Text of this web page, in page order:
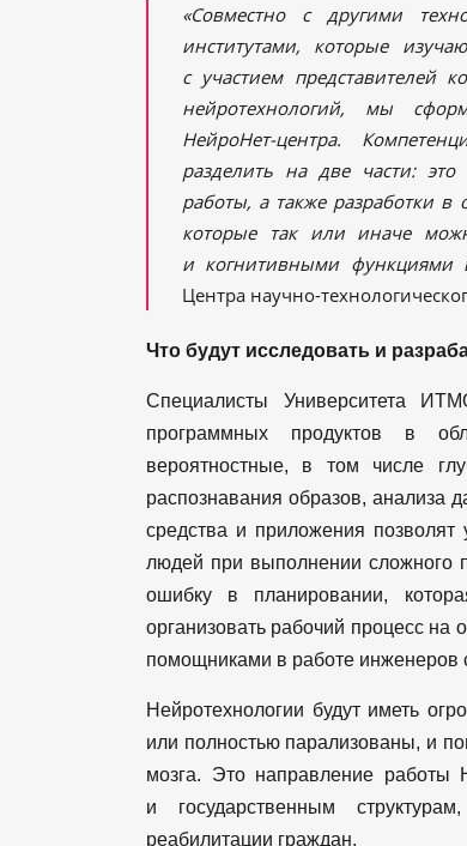
«Совместно с другими
институтами, которые
с участием представителей
нейротехнологий, мы
НейроНет-центра.
разделить на две части:
работы, а также разработки
которые так или иначе
и когнитивными функциями
Центра научно-
Что будут исследовать и
Специалисты Университета
программных продуктов в
вероятностные, в том числе
распознавания образов, анализа
средства и приложения позволят
людей при выполнении сложного
ошибку в планировании,
организовать рабочий процесс на
помощниками в работе инженеров
Нейротехнологии будут иметь
или полностью парализованы, и
мозга. Это направление работы
и государственным
реабилитации граждан.